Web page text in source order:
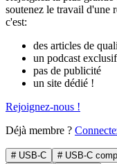
soutenez le travail d'une
c'est:
des articles de
un podcast exclusif
pas de publicité
un site dédié !
Rejoignez-nous !
Déjà membre ?
# USB-C # USB-C